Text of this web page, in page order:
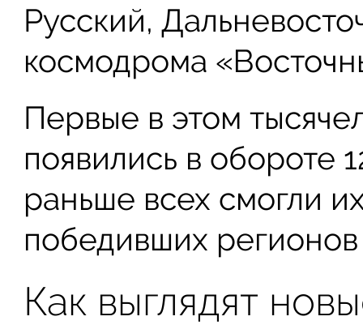
Русский,
космодрома
Первые в этом
появились в обороте
раньше всех смогли
победивших
Как выглядят